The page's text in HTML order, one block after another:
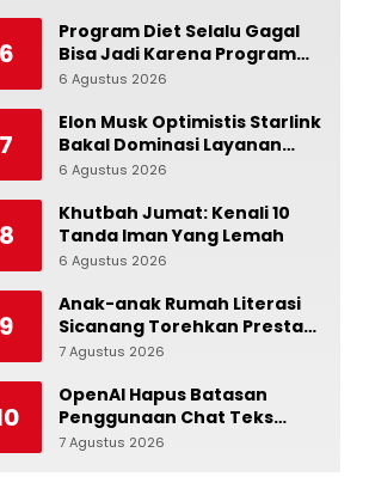
Indonesia
6
Program Diet Selalu Gagal
Bisa Jadi Karena Program
Alami dalam Otak
6 Agustus 2026
7
Elon Musk Optimistis Starlink
Bakal Dominasi Layanan
Internet Global
6 Agustus 2026
8
Khutbah Jumat: Kenali 10
Tanda Iman Yang Lemah
6 Agustus 2026
9
Anak-anak Rumah Literasi
Sicanang Torehkan Prestasi
pada Peringatan Hari Anak
Medan Belawan
7 Agustus 2026
OpenAI Hapus Batasan
Penggunaan Chat Teks
untuk Akun Gratis ChatGPT
7 Agustus 2026